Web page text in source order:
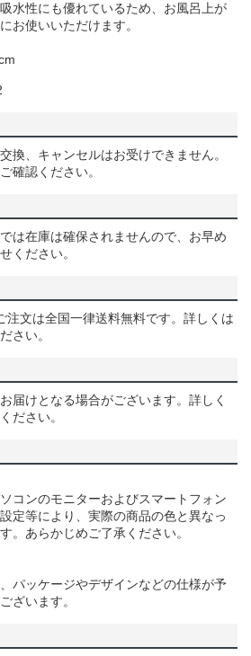
水性にも優れているため、お風呂上が
お使いいただけます。
換、キャンセルはお受けできません。
確認ください。
は在庫は確保されませんので、お早め
ください。
注文は全国一律送料無料です。詳しくは
さい。
届けとなる場合がございます。詳しく
ださい。
コンのモニターおよびスマートフォン
定等により、実際の商品の色と異なっ
。あらかじめご了承ください。
パッケージやデザインなどの仕様が予
ざいます。